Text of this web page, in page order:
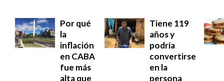
Por qué
la
inflación
en CABA
fue más
alta que
Tiene 119
años y
podría
convertirse
en la
persona